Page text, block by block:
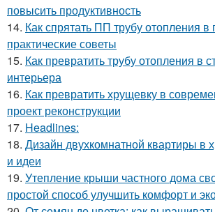
повысить продуктивность
14. Как спрятать ПП трубу отопления
практические советы
15. Как превратить трубу отопления в
интерьера
16. Как превратить хрущевку в
проект реконструкции
17. Headlines:
18. Дизайн двухкомнатной квартиры в
и идеи
19. Утепление крыши частного дома
простой способ улучшить комфорт и